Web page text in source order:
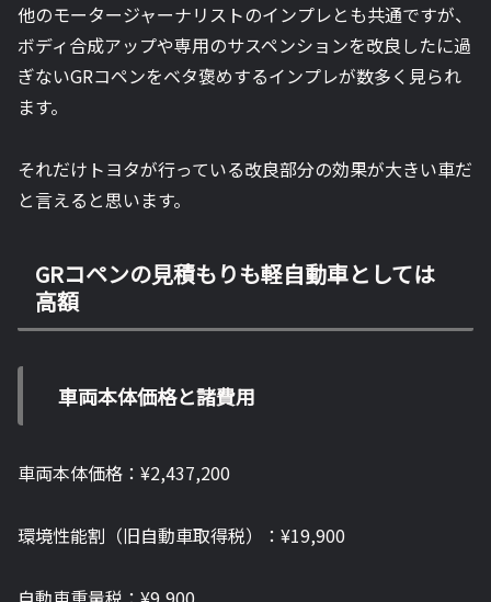
他のモータージャーナリストのインプレとも共通ですが、
ボディ合成アップや専用のサスペンションを改良したに過
ぎないGRコペンをベタ褒めするインプレが数多く見られ
ます。
それだけトヨタが行っている改良部分の効果が大きい車だ
と言えると思います。
GRコペンの見積もりも軽自動車としては
高額
車両本体価格と諸費用
車両本体価格：¥2,437,200
環境性能割（旧自動車取得税）：¥19,900